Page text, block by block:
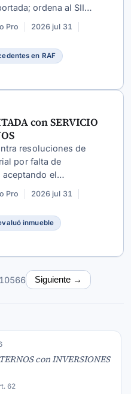
ordena al SII
considerando todos
Pro
2026 jul 31
en RAF
con SERVICIO
resoluciones de
por falta de
el
Pro
2026 jul 31
inmueble
Siguiente →
con INVERSIONES
62